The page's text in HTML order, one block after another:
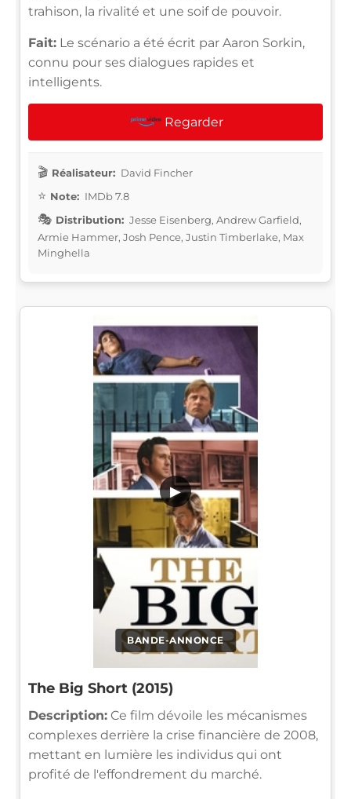
trahison, la rivalité et une soif de pouvoir.
Fait: Le scénario a été écrit par Aaron Sorkin,
connu pour ses dialogues rapides et
intelligents.
Regarder
Réalisateur: David Fincher
Note: IMDb 7.8
Distribution: Jesse Eisenberg, Andrew Garfield,
Armie Hammer, Josh Pence, Justin Timberlake, Max
Minghella
BANDE-ANNONCE
▶
The Big Short (2015)
Description: Ce film dévoile les mécanismes
complexes derrière la crise financière de 2008,
mettant en lumière les individus qui ont
profité de l'effondrement du marché.